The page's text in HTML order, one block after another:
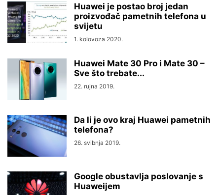
Huawei je postao broj jedan
proizvođač pametnih telefona u
svijetu
1. kolovoza 2020.
Huawei Mate 30 Pro i Mate 30 –
Sve što trebate...
22. rujna 2019.
Da li je ovo kraj Huawei pametnih
telefona?
26. svibnja 2019.
Google obustavlja poslovanje s
Huaweijem